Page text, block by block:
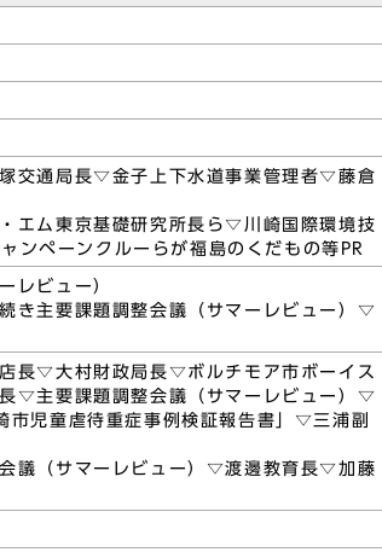
交通局長▽金子上下水道事業管理者▽藤倉
エム東京基礎研究所長ら▽川崎国際環境技
ペーンクルーらが福島のくだもの等PR
レビュー）
き主要課題調整会議（サマーレビュー）▽
長▽大村財政局長▽ボルチモア市ボーイス
▽主要課題調整会議（サマーレビュー）▽
児童虐待重症事例検証報告書」▽三浦副
議（サマーレビュー）▽渡邊教育長▽加藤